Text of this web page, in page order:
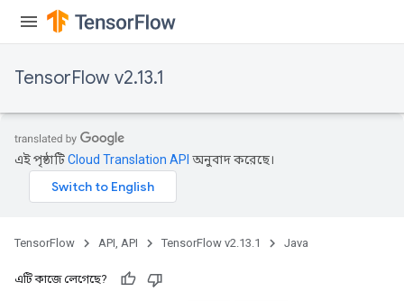
TensorFlow v2.13.1
এই পৃষ্ঠাটিCloud Translation API অনুবাদ করেছে।
TensorFlow API, API TensorFlow v2.13.1 Java
এটি কাজে লেগেছে?